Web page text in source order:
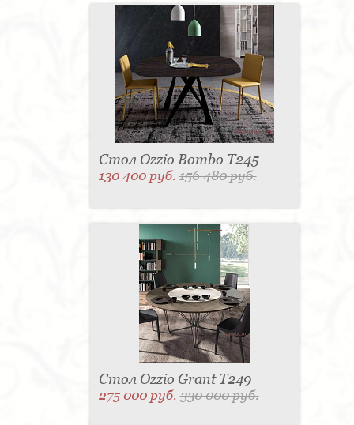
Стол Ozzio Bombo T245
130 400 руб.156 480 руб.
Стол Ozzio Grant T249
275 000 руб.330 000 руб.